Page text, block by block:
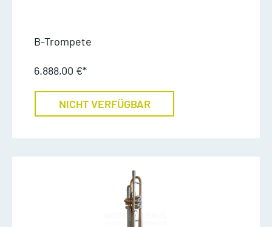
B-Trompete
6.888,00 €*
NICHT VERFÜGBAR